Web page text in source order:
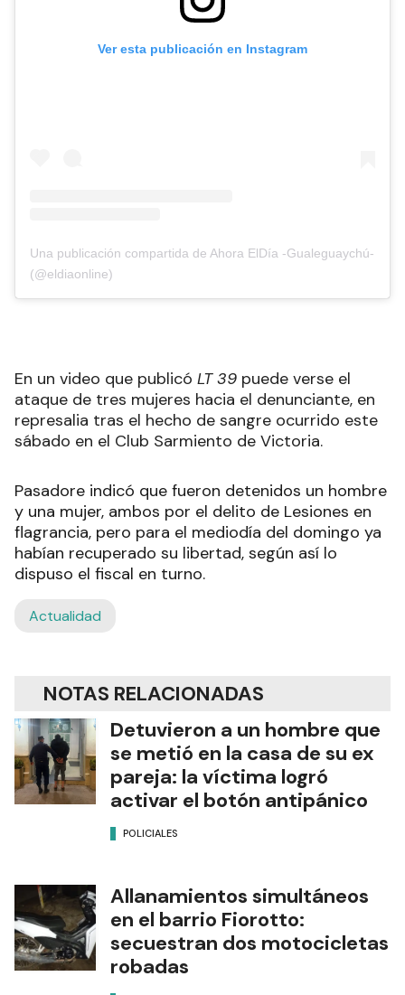
Ver esta publicación en Instagram
Una publicación compartida de Ahora ElDía -Gualeguaychú-
(@eldiaonline)
En un video que publicó LT 39 puede verse el
ataque de tres mujeres hacia el denunciante, en
represalia tras el hecho de sangre ocurrido este
sábado en el Club Sarmiento de Victoria.
Pasadore indicó que fueron detenidos un hombre
y una mujer, ambos por el delito de Lesiones en
flagrancia, pero para el mediodía del domingo ya
habían recuperado su libertad, según así lo
dispuso el fiscal en turno.
Actualidad
NOTAS RELACIONADAS
Detuvieron a un hombre que
se metió en la casa de su ex
pareja: la víctima logró
activar el botón antipánico
POLICIALES
Allanamientos simultáneos
en el barrio Fiorotto:
secuestran dos motocicletas
robadas